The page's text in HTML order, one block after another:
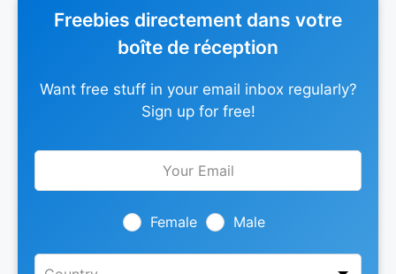
Freebies directement dans votre
boîte de réception
Want free stuff in your email inbox regularly?
Sign up for free!
Leave
Female Male